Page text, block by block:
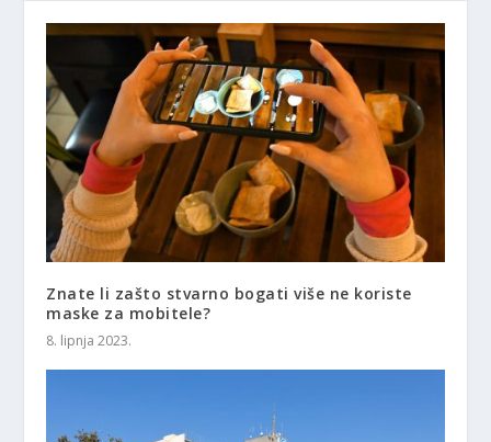
Znate li zašto stvarno bogati više ne koriste
maske za mobitele?
8. lipnja 2023.